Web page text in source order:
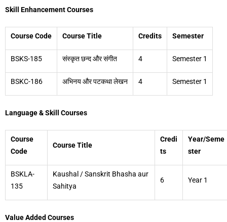
Skill Enhancement Courses
Course Code Course Title Credits Semester
BSKS-185 संस्कृत छन्द और संगीत 4 Semester 1
BSKC-186 अभिनय और पटकथा लेखन 4 Semester 1
Language & Skill Courses
Course
Code
Course Title
Credi
ts
Year/Seme
ster
BSKLA-
135
Kaushal / Sanskrit Bhasha aur
Sahitya
6 Year 1
Value Added Courses